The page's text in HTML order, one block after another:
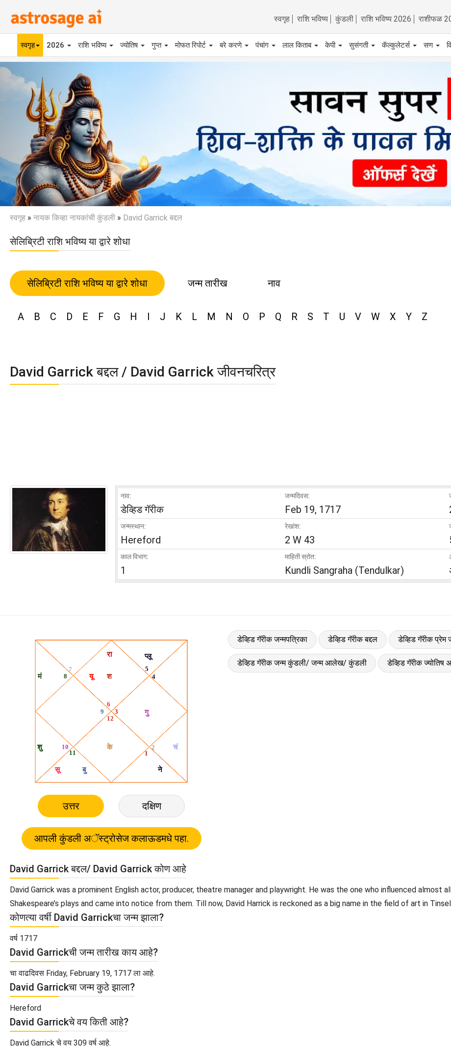
स्वगृह राशि भविष्य कुंडली राशि भविष्य 2026 राशीफळ
स्वगृह 2026 राशि भविष्य ज्योतिष गुप्त मोफत रिपोर्ट बरे करणे पंचांग लाल किताब केपी सुसंगती कॅल्कुलेटर्स सण
Previous
स्वगृह » नायक किव्हा नायकांची कुंडली » David Garrick बद्दल
सेलिब्रिटी राशि भविष्य या द्वारे शोधा
सेलिब्रिटी राशि भविष्य या द्वारे शोधा जन्म तारीख नाव
A B C D E F G H I J K L M N O P Q R S T U V W X Y Z
David Garrick बद्दल / David Garrick जीवनचरित्र
नाव:
डेव्हिड गॅरीक
जन्मदिवस:
Feb 19, 1717
जन्मस्थान:
Hereford
रेखांश:
2 W 43
काल विभाग:
1
माहिती स्रोत:
Kundli Sangraha (Tendulkar)
उत्तर दक्षिण
डेव्हिड गॅरीक जन्मपत्रिका डेव्हिड गॅरीक बद्दल डेव्हिड गॅरीक प्रेम
डेव्हिड गॅरीक जन्म कुंडली/ जन्म आलेख/ कुंडली डेव्हिड गॅरीक ज्योतिष
David Garrick बद्दल/ David Garrick कोण आहे
David Garrick was a prominent English actor, producer, theatre manager and playwright. He was the one who influenced
Shakespeare’s plays and came into notice from them. Till now, David Harrick is reckoned as a big name in the field of art in
कोणत्या वर्षी David Garrickचा जन्म झाला?
वर्ष 1717
David Garrickची जन्म तारीख काय आहे?
चा वाढदिवस Friday, February 19, 1717 ला आहे.
David Garrickचा जन्म कुठे झाला?
Hereford
David Garrickचे वय किती आहे?
David Garrick चे वय 309 वर्ष आहे.